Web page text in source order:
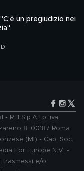
un pregiudizio nei
RTI S.p.A.: p. iva
8, 00187 Roma.
(MI) - Cap. Soc.
For Europe N.V. -
trasmessi e/o